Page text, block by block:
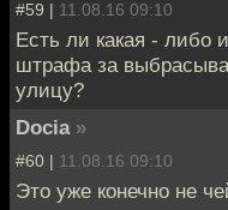
#59 | 11.08.16 09:10
Есть ли какая - либо
штрафа за
улицу?
Docia »
#60 | 11.08.16 09:10
Это уже конечно не